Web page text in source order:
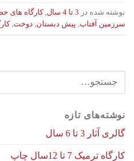
نوشته شده در 3 تا 4 سال , کارگاه های
سرزمین آفتاب, پیش دبستان, دوخت,
نوشته‌های تازه
گالری آثار 3 تا 6 سال
کارگاه ترمیک 7 تا 12سال چاپ